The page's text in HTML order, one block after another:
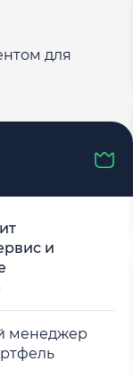
для
и
менеджер